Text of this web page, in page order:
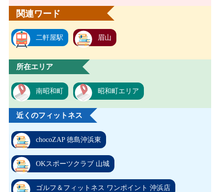
関連ワード
二軒屋駅 眉山
所在エリア
南昭和町 昭和町エリア
近くのフィットネス
chocoZAP 徳島沖浜東
OKスポーツクラブ 山城
ゴルフ＆フィットネス ワンポイント 沖浜店